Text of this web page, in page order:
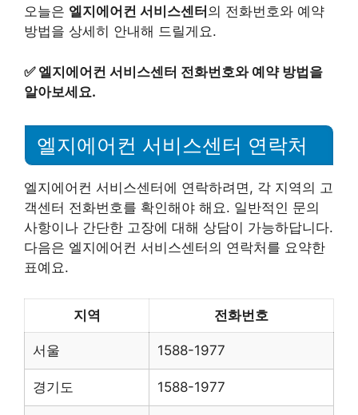
오늘은 엘지에어컨 서비스센터 의 전화번호와 예약
방법을 상세히 안내해 드릴게요.
✅ 엘지에어컨 서비스센터 전화번호와 예약 방법을
알아보세요.
엘지에어컨 서비스센터 연락처
엘지에어컨 서비스센터에 연락하려면, 각 지역의 고
객센터 전화번호를 확인해야 해요. 일반적인 문의
사항이나 간단한 고장에 대해 상담이 가능하답니다.
다음은 엘지에어컨 서비스센터의 연락처를 요약한
표예요.
지역 전화번호
서울 1588-1977
경기도 1588-1977